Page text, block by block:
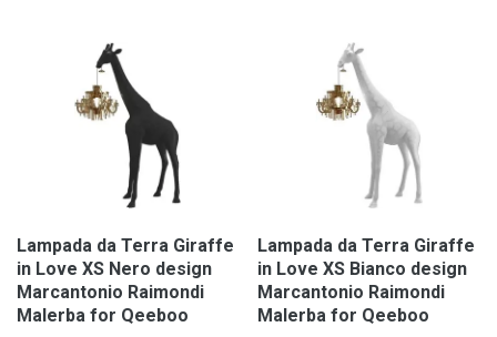
Lampada da Terra Giraffe
in Love XS Nero design
Marcantonio Raimondi
Malerba for Qeeboo
Lampada da Terra Giraffe
in Love XS Bianco design
Marcantonio Raimondi
Malerba for Qeeboo